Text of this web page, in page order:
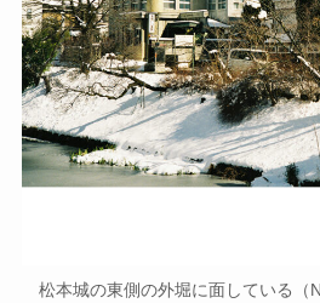
松本城の東側の外堀に面している（